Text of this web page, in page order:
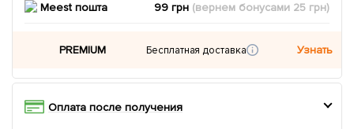
Meest пошта 99 грн (вернем бонусами 25 грн)
PREMIUM Бесплатная доставка Узнать
Оплата после получения